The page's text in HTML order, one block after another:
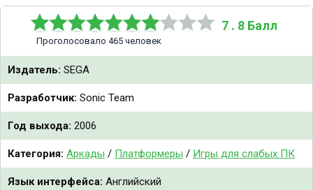
7 . 8 Балл
Проголосовало 465 человек
Издатель: SEGA
Разработчик: Sonic Team
Год выхода: 2006
Категория: Аркады / Платформеры / Игры для слабых ПК
Язык интерфейса: Английский